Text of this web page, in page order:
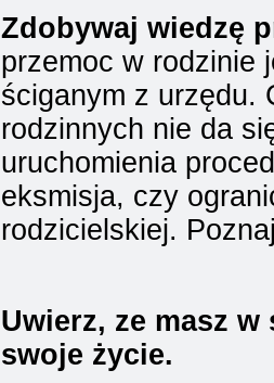
Zdobywaj wiedzę
przemoc w rodzinie
ściganym z urzędu.
rodzinnych nie da
uruchomienia
eksmisja, czy
rodzicielskiej.
Uwierz, ze masz w
swoje życie.